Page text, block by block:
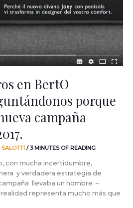
en BertO
porque
campaña
SALOTTI /3 MINUTES OF READING
con mucha incertidumbre,
y verdadera estrategia de
llevaba un nombre –
representa mucho más que